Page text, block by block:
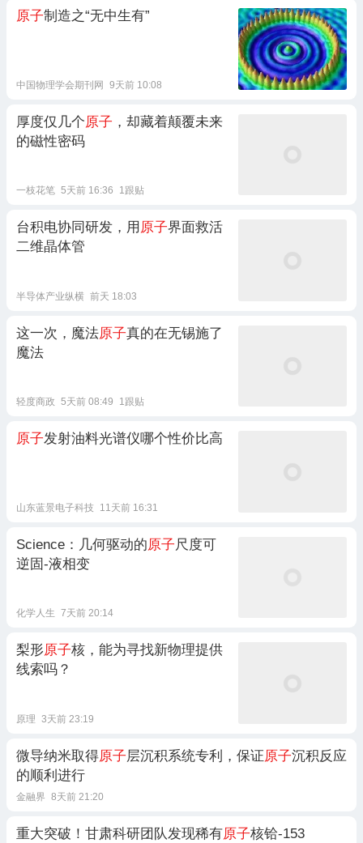
原子制造之“无中生有”
中国物理学会期刊网 9天前 10:08
厚度仅几个原子 ，却藏着颠覆未来
的磁性密码
一枝花笔 5天前 16:36 1跟贴
台积电协同研发，用 原子界面救活
二维晶体管
半导体产业纵横 前天 18:03
这一次，魔法原子真的在无锡施了
魔法
轻度商政 5天前 08:49 1跟贴
原子发射油料光谱仪哪个性价比高
山东蓝景电子科技 11天前 16:31
Science：几何驱动的原子 尺度可
逆固-液相变
化学人生 7天前 20:14
梨形原子核，能为寻找新物理提供
线索吗？
原理 3天前 23:19
微导纳米取得原子层沉积系统专利，保证原子沉积反应
的顺利进行
金融界 8天前 21:20
重大突破！甘肃科研团队发现稀有原子核铪‑153